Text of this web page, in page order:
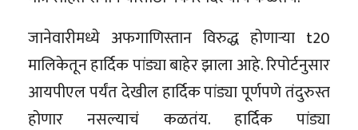
जानेवारीमध्ये अफगाणिस्तान विरुद्ध होणाऱ्या t20
मालिकेतून हार्दिक पांड्या बाहेर झाला आहे. रिपोर्टनुसार
आयपीएल पर्यंत देखील हार्दिक पांड्या पूर्णपणे तंदुरुस्त
होणार नसल्याचं कळतंय. हार्दिक पांड्या